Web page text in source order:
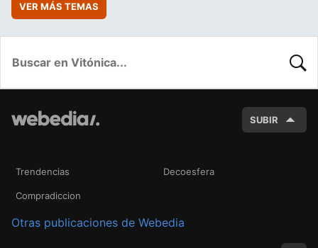
VER MÁS TEMAS
SUBIR
Trendencias Decoesfera
Compradiccion
Otras publicaciones de Webedia